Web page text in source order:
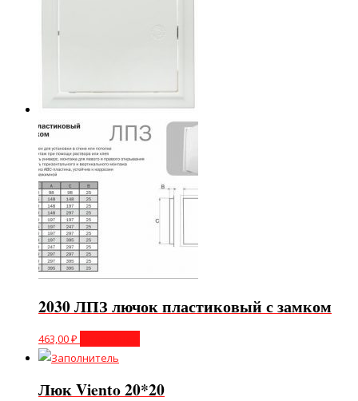
2030 ЛПЗ лючок пластиковый с замком
463,00₽
Люк Viento 20*20